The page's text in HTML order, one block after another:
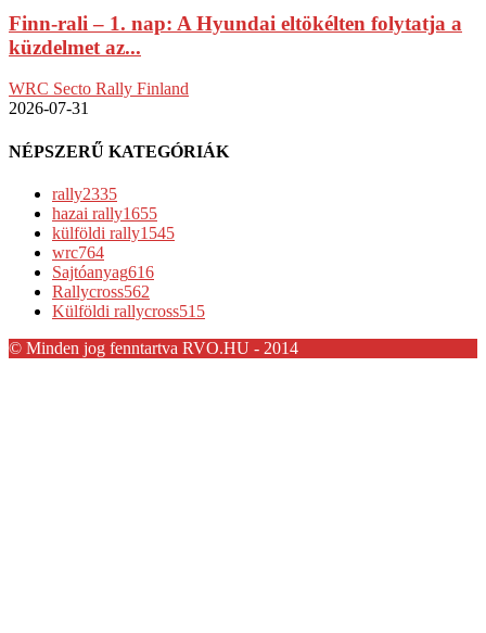
Finn-rali – 1. nap: A Hyundai eltökélten folytatja a
küzdelmet az...
WRC Secto Rally Finland
2026-07-31
NÉPSZERŰ KATEGÓRIÁK
rally2335
hazai rally1655
külföldi rally1545
wrc764
Sajtóanyag616
Rallycross562
Külföldi rallycross515
© Minden jog fenntartva RVO.HU - 2014